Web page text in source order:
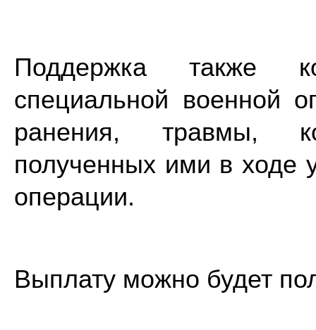
Поддержка также
специальной военной
ранения, травмы,
полученных ими в ходе
операции.
Выплату можно будет